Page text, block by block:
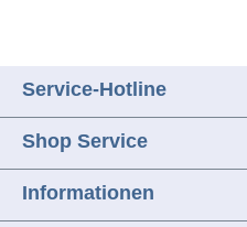
Service-Hotline
Shop Service
Informationen